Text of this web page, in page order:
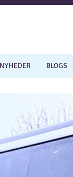
NYHEDER BLOGS
Digitalisering
Uddannelse